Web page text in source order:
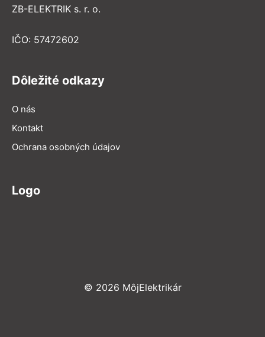
ZB-ELEKTRIK s. r. o.
IČO: 57472602
Dôležité odkazy
O nás
Kontakt
Ochrana osobných údajov
Logo
© 2026 MôjElektrikár